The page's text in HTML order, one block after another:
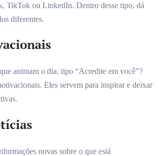
TikTok ou LinkedIn. Dentro desse tipo, dá
diferentes.
animam o dia, tipo “Acredite em você”?
Eles servem para inspirar e deixar
novas sobre o que está